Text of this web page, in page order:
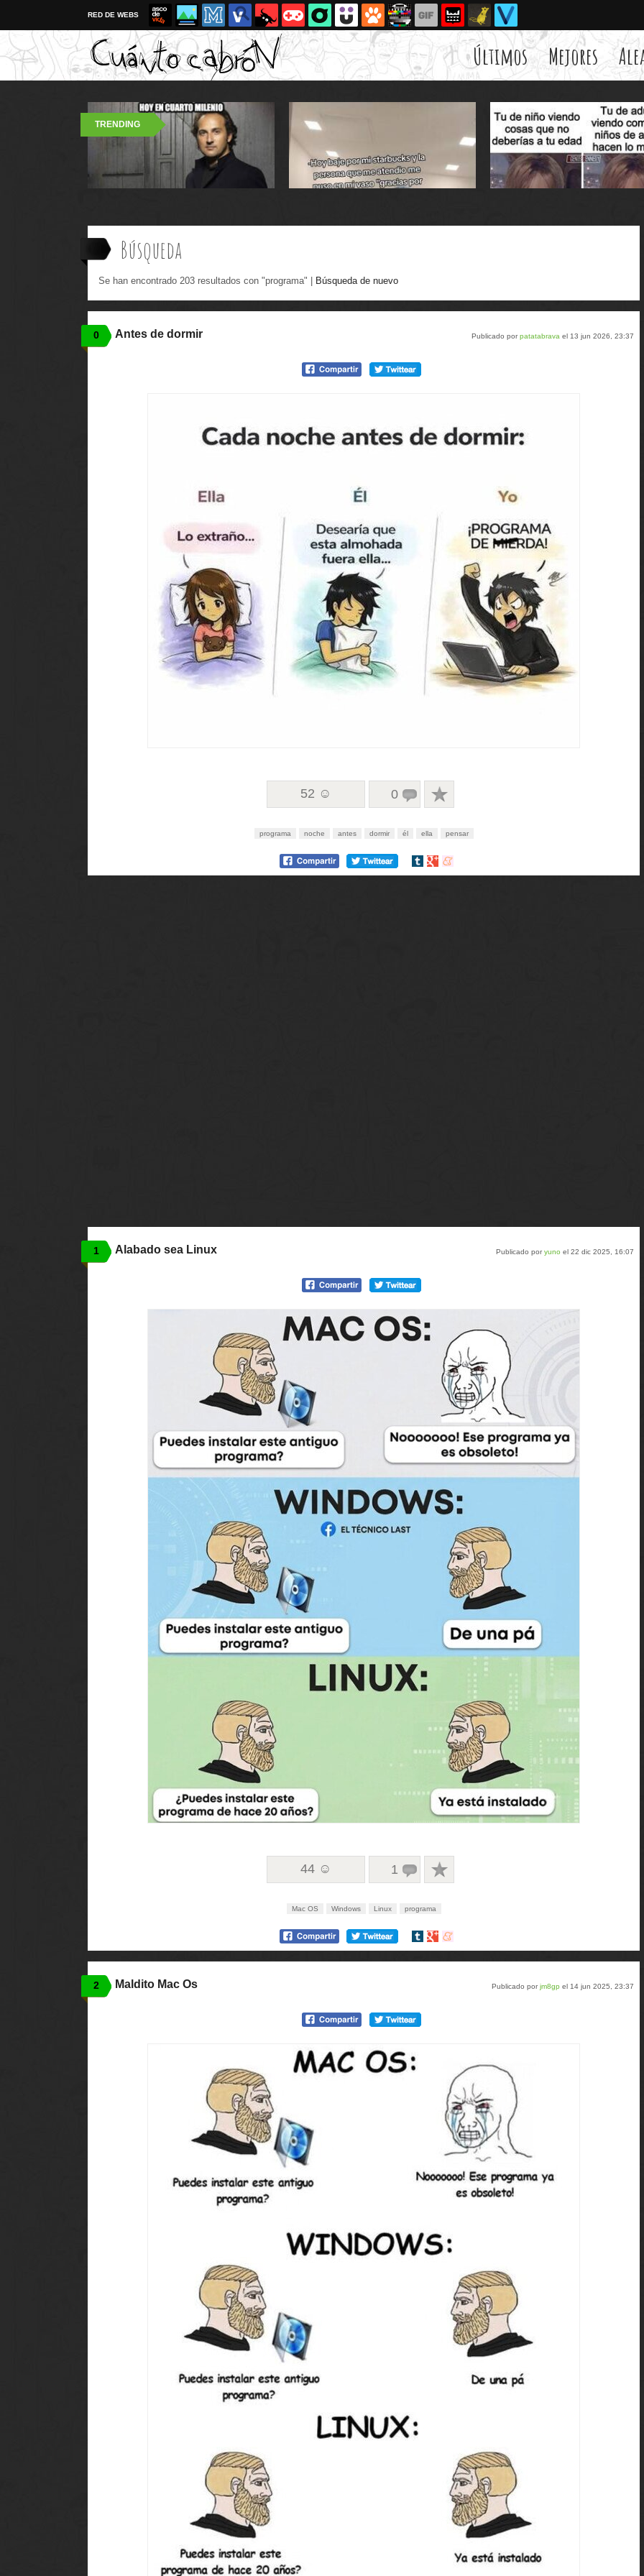
RED DE WEBS
Últimos Mejores
TRENDING
Búsqueda
Se han encontrado 203 resultados con "programa" | Búsqueda de nuevo
0 Publicado porpatatabrava el 13 jun 2026, 23:37
Antes de dormir
52 ☺ 0
programa noche antes dormir él ella pensar
Compartir
Compartir
Compartir
1 Publicado poryuno el 22 dic 2025, 16:07
Alabado sea Linux
44 ☺ 1
Mac OS Windows Linux programa
Compartir
Compartir
Compartir
2 Publicado porjm8gp el 14 jun 2025, 23:37
Maldito Mac Os